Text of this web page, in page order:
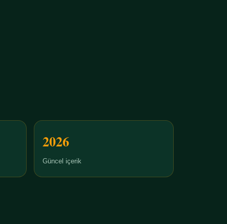
2026
Güncel içerik